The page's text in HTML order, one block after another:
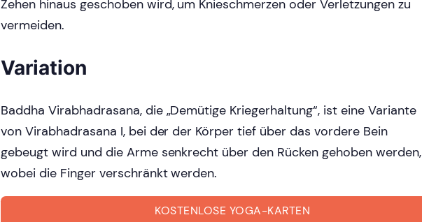
Zehen hinaus geschoben wird, um Knieschmerzen oder Verletzungen zu
vermeiden.
Variation
Baddha Virabhadrasana, die „Demütige Kriegerhaltung“, ist eine Variante
von Virabhadrasana I, bei der der Körper tief über das vordere Bein
gebeugt wird und die Arme senkrecht über den Rücken gehoben werden,
wobei die Finger verschränkt werden.
KOSTENLOSE YOGA-KARTEN